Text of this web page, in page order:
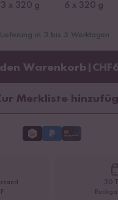
3 x 320 g 6 x 320 g
Lieferung in 3 bis 5 Werktagen
Loading...
den Warenkorb CHF
Merkliste
30